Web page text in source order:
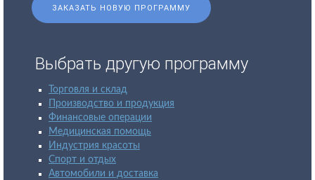
ЗАКАЗАТЬ НОВУЮ ПРОГРАММУ
Выбрать другую программу
Торговля и склад
Производство и продукция
Финансовые операции
Медицинская помощь
Индустрия красоты
Спорт и отдых
Автомобили и доставка